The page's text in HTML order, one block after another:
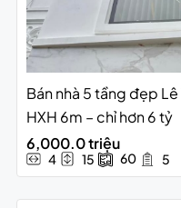
Bán nhà 5 tầng đẹp Lê
HXH 6m – chỉ hơn 6 tỷ
6,000.0 triệu
4 15 60 5